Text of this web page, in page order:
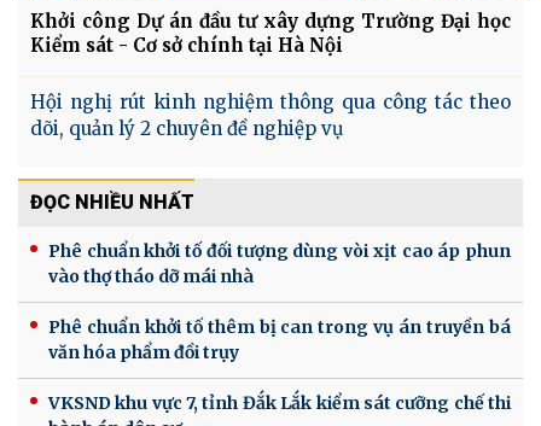
Khởi công Dự án đầu tư xây dựng Trường Đại học
Kiểm sát - Cơ sở chính tại Hà Nội
Hội nghị rút kinh nghiệm thông qua công tác theo
dõi, quản lý 2 chuyên đề nghiệp vụ
ĐỌC NHIỀU NHẤT
Phê chuẩn khởi tố đối tượng dùng vòi xịt cao áp phun
vào thợ tháo dỡ mái nhà
Phê chuẩn khởi tố thêm bị can trong vụ án truyền bá
văn hóa phẩm đồi trụy
VKSND khu vực 7, tỉnh Đắk Lắk kiểm sát cưỡng chế thi